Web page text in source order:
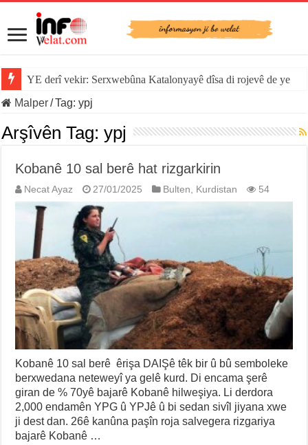
YE derî vekir: Serxwebûna Katalonyayê dîsa di rojevê de ye
Malper/Tag:ypj
Arşîvên Tag:ypj
Kobanê 10 sal berê hat rizgarkirin
Necat Ayaz 27/01/2025 Bulten, Kurdistan 54
Kobanê 10 sal berê êrişa DAIŞê têk bir û bû semboleke
berxwedana neteweyî ya gelê kurd. Di encama şerê
giran de % 70yê bajarê Kobanê hilweşiya. Li derdora
2,000 endamên YPG û YPJê û bi sedan sivîl jiyana xwe
ji dest dan. 26ê kanûna paşîn roja salvegera rizgariya
bajarê Kobanê …